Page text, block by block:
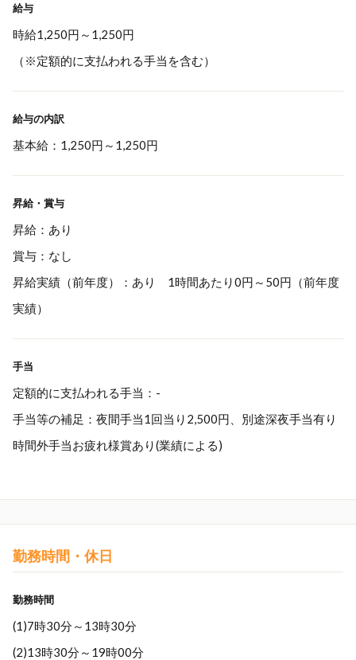
給与
時給1,250円～1,250円
（※定額的に支払われる手当を含む）
給与の内訳
基本給：1,250円～1,250円
昇給・賞与
昇給：あり
賞与：なし
昇給実績（前年度）：あり 1時間あたり0円～50円（前年度
実績）
手当
定額的に支払われる手当：-
手当等の補足：夜間手当1回当り2,500円、別途深夜手当有り
時間外手当お疲れ様賞あり(業績による)
勤務時間・休日
勤務時間
(1)7時30分～13時30分
(2)13時30分～19時00分